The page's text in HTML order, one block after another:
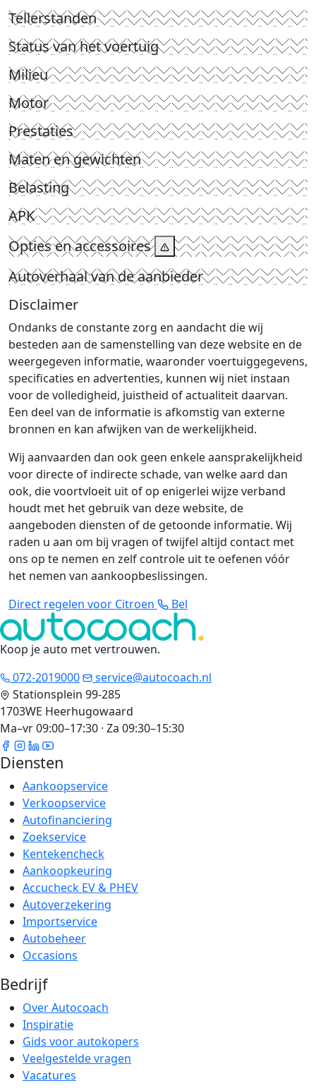
Tellerstanden
Status van het voertuig
Milieu
Motor
Prestaties
Maten en gewichten
Belasting
APK
Opties en accessoires
Autoverhaal van de aanbieder
Disclaimer
Ondanks de constante zorg en aandacht die wij
besteden aan de samenstelling van deze website en de
weergegeven informatie, waaronder voertuiggegevens,
specificaties en advertenties, kunnen wij niet instaan
voor de volledigheid, juistheid of actualiteit daarvan.
Een deel van de informatie is afkomstig van externe
bronnen en kan afwijken van de werkelijkheid.
Wij aanvaarden dan ook geen enkele aansprakelijkheid
voor directe of indirecte schade, van welke aard dan
ook, die voortvloeit uit of op enigerlei wijze verband
houdt met het gebruik van deze website, de
aangeboden diensten of de getoonde informatie. Wij
raden u aan om bij vragen of twijfel altijd contact met
ons op te nemen en zelf controle uit te oefenen vóór
het nemen van aankoopbeslissingen.
Direct regelen voor Citroen
Bel
Koop je auto met vertrouwen.
072-2019000
service@autocoach.nl
Stationsplein 99-285
1703WE Heerhugowaard
Ma–vr 09:00–17:30 · Za 09:30–15:30
Diensten
Aankoopservice
Verkoopservice
Autofinanciering
Zoekservice
Kentekencheck
Aankoopkeuring
Accucheck EV & PHEV
Autoverzekering
Importservice
Autobeheer
Occasions
Bedrijf
Over Autocoach
Inspiratie
Gids voor autokopers
Veelgestelde vragen
Vacatures